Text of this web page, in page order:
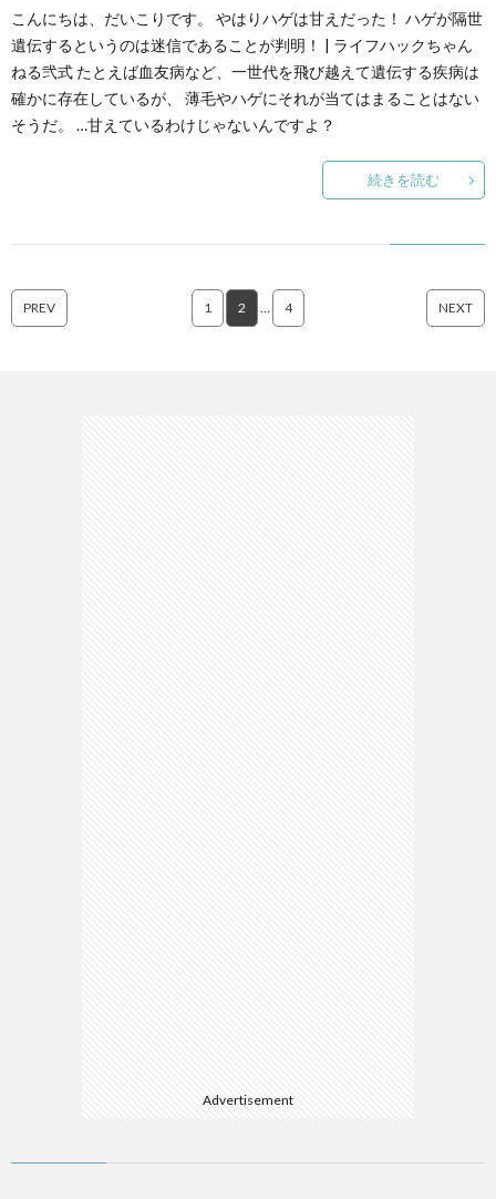
こんにちは、だいこりです。 やはりハゲは甘えだった！ ハゲが隔世
遺伝するというのは迷信であることが判明！ | ライフハックちゃん
ねる弐式 たとえば血友病など、一世代を飛び越えて遺伝する疾病は
確かに存在しているが、 薄毛やハゲにそれが当てはまることはない
そうだ。 …甘えているわけじゃないんですよ？
続きを読む
PREV 1 2 … 4 NEXT
Advertisement